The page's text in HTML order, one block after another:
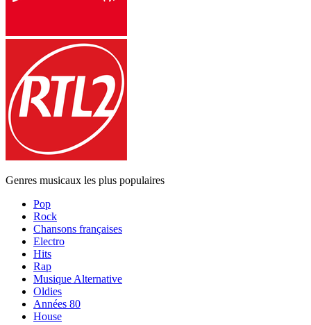
Genres musicaux les plus populaires
Pop
Rock
Chansons françaises
Electro
Hits
Rap
Musique Alternative
Oldies
Années 80
House